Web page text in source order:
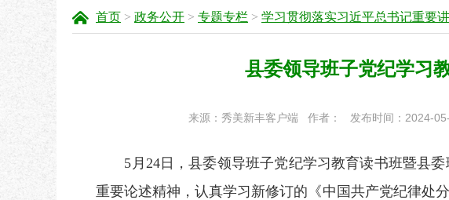
首页 > 政务公开 > 专题专栏 > 学习贯彻落实习近平总书记重要
县委领导班子党纪学习
来源：秀美新丰客户端 作者： 发布时间：2024-
5月24日，县委领导班子党纪学习教育读书班暨县委
重要论述精神，认真学习新修订的《中国共产党纪律处